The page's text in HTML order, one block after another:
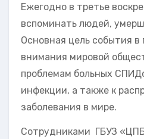
Ежегодно в третье
вспоминать людей,
Основная цель события в
внимания мировой
проблемам больных
инфекции, а также к
заболевания в мире.
Сотрудниками ГБУЗ